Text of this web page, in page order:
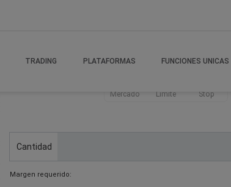
TRADING PLATAFORMAS FUNCIONES UNICAS
Mercado Límite Stop
Cantidad
Margen requerido: